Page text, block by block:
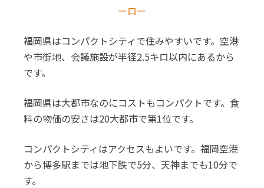
ーロー
福岡県はコンパクトシティで住みやすいです。空港
や市街地、会議施設が半径2.5キロ以内にあるから
です。
福岡県は大都市なのにコストもコンパクトです。食
料の物価の安さは20大都市で第1位です。
コンパクトシティはアクセスもよいです。福岡空港
から博多駅までは地下鉄で5分、天神までも10分で
す。